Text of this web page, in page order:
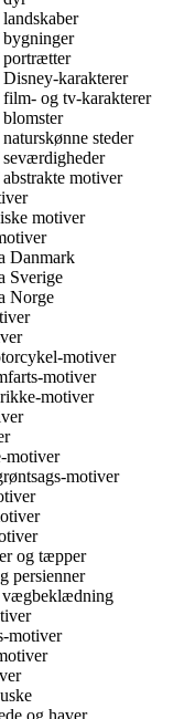
portrætter
karakterer
og tv-karakterer
steder
motiver
motiver
Danmark
Sverige
Norge
motiver
motiver
motiver
motiver
motiver
og tæpper
persienner
vægbeklædning
motiver